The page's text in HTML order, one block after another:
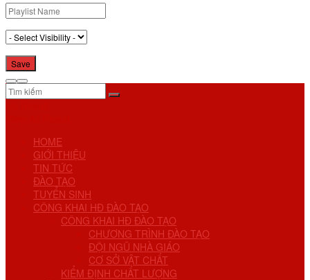
HOME
GIỚI THIỆU
TIN TỨC
ĐÀO TẠO
TUYỂN SINH
CÔNG KHAI HĐ ĐÀO TẠO
CÔNG KHAI HĐ ĐÀO TẠO
CHƯƠNG TRÌNH ĐÀO TẠO
ĐỘI NGŨ NHÀ GIÁO
CƠ SỞ VẬT CHẤT
KIỂM ĐỊNH CHẤT LƯỢNG